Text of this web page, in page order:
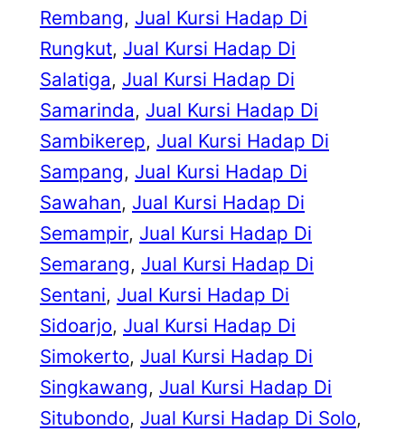
Rembang, Jual Kursi Hadap Di
Rungkut, Jual Kursi Hadap Di
Salatiga, Jual Kursi Hadap Di
Samarinda, Jual Kursi Hadap Di
Sambikerep, Jual Kursi Hadap Di
Sampang, Jual Kursi Hadap Di
Sawahan, Jual Kursi Hadap Di
Semampir, Jual Kursi Hadap Di
Semarang, Jual Kursi Hadap Di
Sentani, Jual Kursi Hadap Di
Sidoarjo, Jual Kursi Hadap Di
Simokerto, Jual Kursi Hadap Di
Singkawang, Jual Kursi Hadap Di
Situbondo, Jual Kursi Hadap Di Solo